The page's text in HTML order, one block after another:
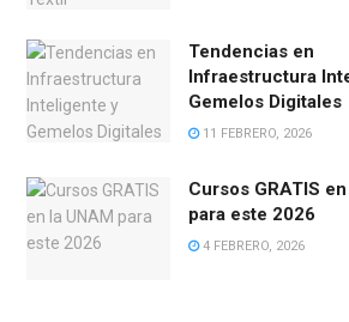
Tendencias en
Infraestructura
Gemelos Digitales
11 FEBRERO, 2026
Cursos GRATIS
para este 2026
4 FEBRERO, 2026